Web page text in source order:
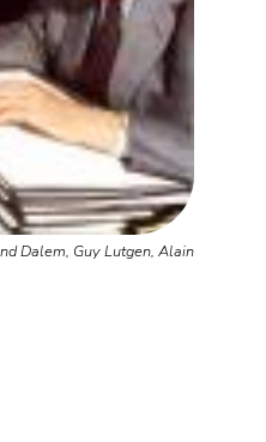
Dalem, Guy Lutgen, Alain